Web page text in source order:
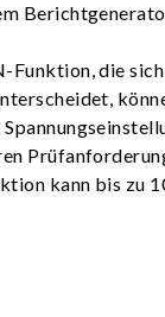
Funktion, die
kann bis zu